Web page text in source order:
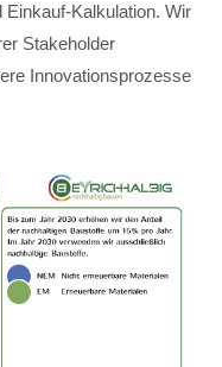
Einkauf-Kalkulation. Wir
Stakeholder
Innovationsprozesse